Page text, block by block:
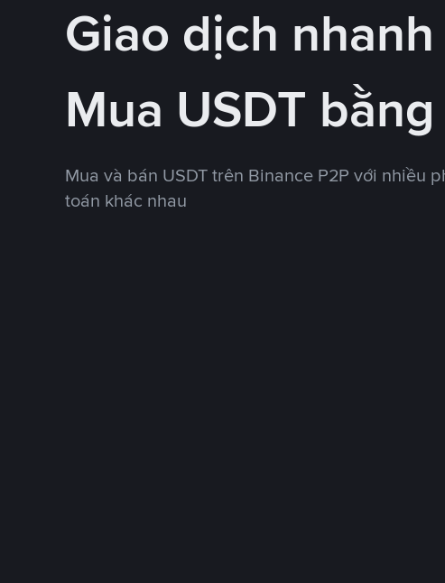
Giao dịch nhanh
Mua USDT
Mua và bán USDT trên Binance P2P với nhiều
toán khác nhau